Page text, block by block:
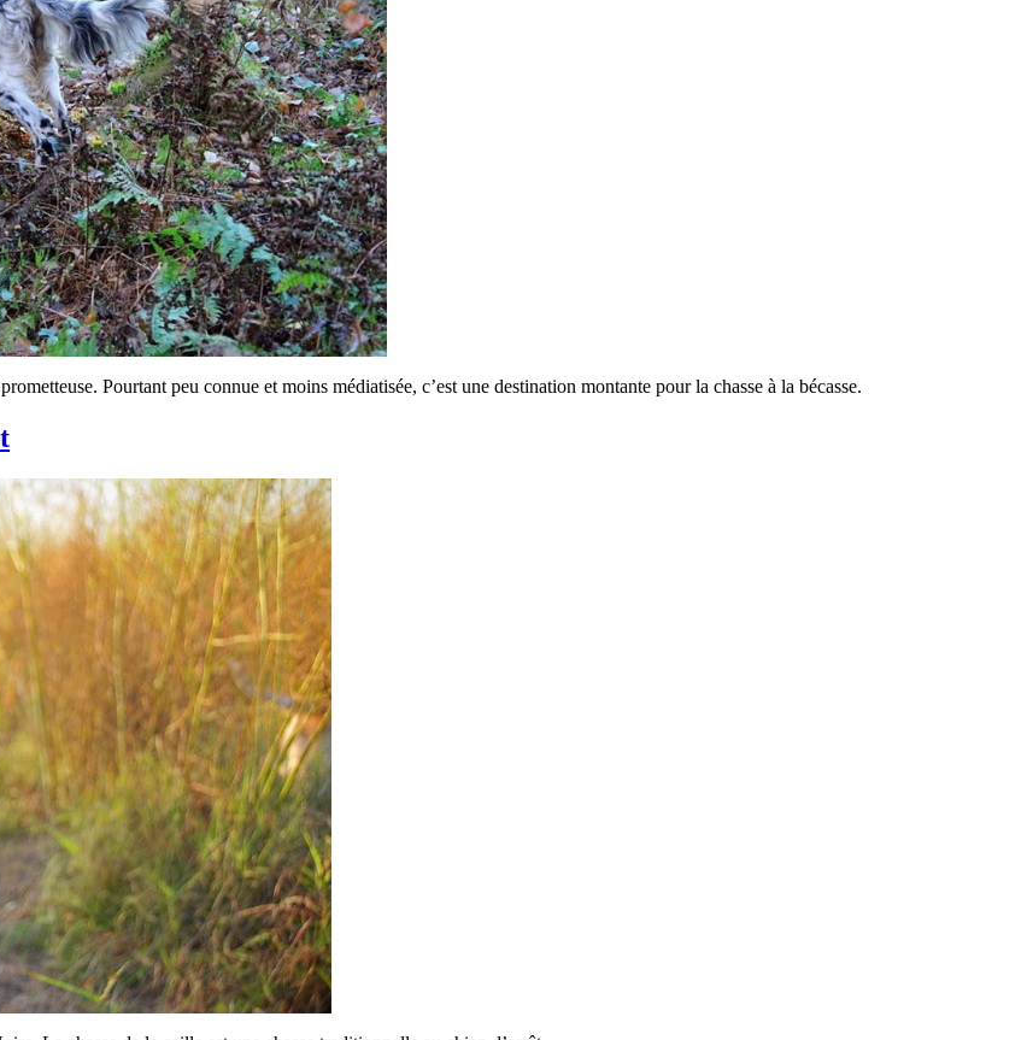
Pourtant peu connue et moins médiatisée, c’est une destination montante pour la chasse à la bécasse.